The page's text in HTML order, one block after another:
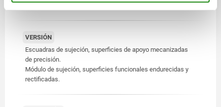
Módulo de sujeción de acero de cementación.
VERSIÓN
Escuadras de sujeción, superficies de apoyo mecanizadas
de precisión.
Módulo de sujeción, superficies funcionales endurecidas y
rectificadas.